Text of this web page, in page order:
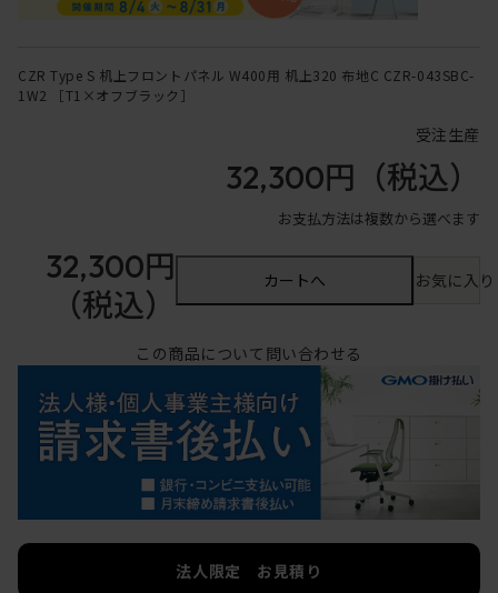
CZR Type S 机上フロントパネル W400用 机上320 布地C CZR-043SBC-
1W2 ［T1×オフブラック］
受注生産
32,300円 （税込）
お支払方法は複数から選べます
32,300円
（税込）
カートへ お気に入
この商品について問い合わせる
法人限定 お見積り